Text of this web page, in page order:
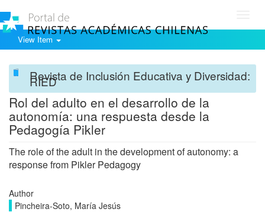
View Item
Revista de Inclusión Educativa y Diversidad:
RIED
Rol del adulto en el desarrollo de la
autonomía: una respuesta desde la
Pedagogía Pikler
The role of the adult in the development of autonomy: a
response from Pikler Pedagogy
Author
Pincheira-Soto, María Jesús